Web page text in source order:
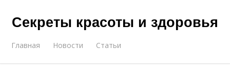
Секреты красоты и здоровья
Главная Новости Статьи